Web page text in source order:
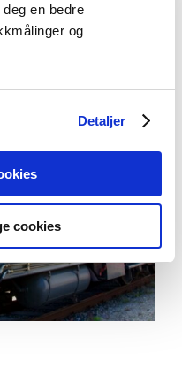
en bedre
og
Detaljer
cookies